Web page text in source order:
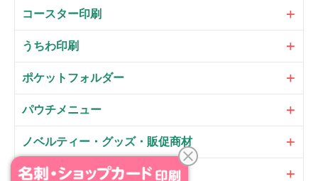
コースター印刷
うちわ印刷
ポケットフォルダー
パウチメニュー
ノベルティー・グッズ・販促商材
大判パネル・サイン・POP